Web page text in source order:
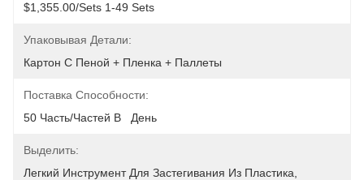
$1,355.00/sets 1-49 Sets
Упаковывая Детали:
Картон С Пеной + Пленка + Паллеты
Поставка Способности:
50 Часть/частей В   День
Выделить:
Легкий Инструмент Для Застегивания Из Пластика